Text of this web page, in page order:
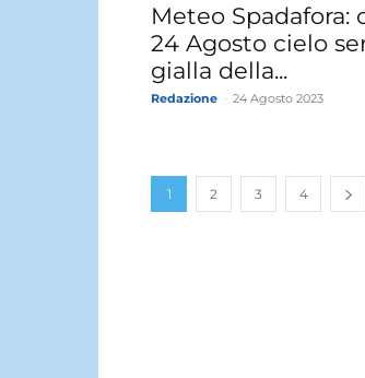
Meteo Spadafora:
24 Agosto cielo
gialla della...
Redazione 24 Agosto 2023
1 2 3 4